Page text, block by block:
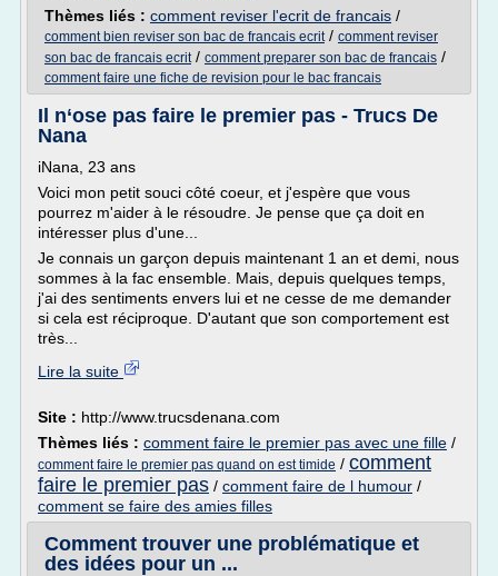
Thèmes liés : comment reviser l'ecrit de francais /
comment bien reviser son bac de francais ecrit/ comment reviser
son bac de francais ecrit/ comment preparer son bac de francais /
comment faire une fiche de revision pour le bac francais
Il n‘ose pas faire le premier pas - Trucs De
Nana
iNana, 23 ans
Voici mon petit souci côté coeur, et j'espère que vous
pourrez m'aider à le résoudre. Je pense que ça doit en
intéresser plus d'une...
Je connais un garçon depuis maintenant 1 an et demi, nous
sommes à la fac ensemble. Mais, depuis quelques temps,
j'ai des sentiments envers lui et ne cesse de me demander
si cela est réciproque. D'autant que son comportement est
très...
Lire la suite
Site : http://www.trucsdenana.com
Thèmes liés : comment faire le premier pas avec une fille /
comment faire le premier pas quand on est timide / comment
faire le premier pas / comment faire de l humour /
comment se faire des amies filles
Comment trouver une problématique et
des idées pour un ...